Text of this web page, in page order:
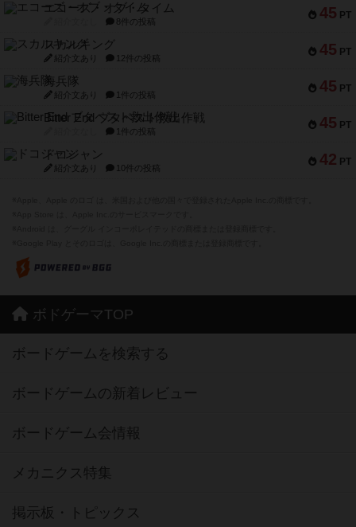
45 PT
エコーズ・オブ・タイム
8件の投稿
45 PT
スカルキング
紹介文あり 12件の投稿
45 PT
海兵隊
紹介文あり 1件の投稿
45 PT
Bitter End ブタペスト救出作戦
1件の投稿
42 PT
ドコジャン
紹介文あり 10件の投稿
ボドゲーマTOP
ボードゲームを検索する
ボードゲームの新着レビュー
ボードゲーム会情報
メカニクス特集
掲示板・トピックス